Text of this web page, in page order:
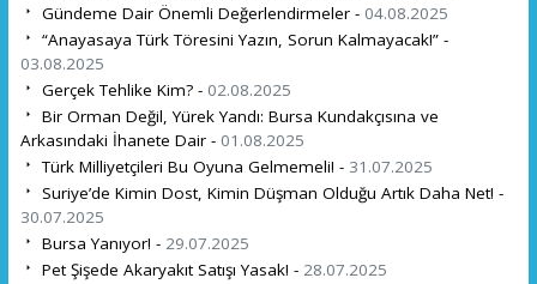
Gündeme Dair Önemli Değerlendirmeler - 04.08.2025
“Anayasaya Türk Töresini Yazın, Sorun Kalmayacak!” -
03.08.2025
Gerçek Tehlike Kim? - 02.08.2025
Bir Orman Değil, Yürek Yandı: Bursa Kundakçısına ve
Arkasındaki İhanete Dair - 01.08.2025
Türk Milliyetçileri Bu Oyuna Gelmemeli! - 31.07.2025
Suriye’de Kimin Dost, Kimin Düşman Olduğu Artık Daha Net! -
30.07.2025
Bursa Yanıyor! - 29.07.2025
Pet Şişede Akaryakıt Satışı Yasak! - 28.07.2025